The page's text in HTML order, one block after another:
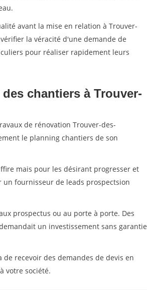
avant la mise en relation à Trouver-
la véracité d'une demande de
pour réaliser rapidement leurs
chantiers à Trouver-
de rénovation Trouver-des-
le planning chantiers de son
mais pour les désirant progresser et
fournisseur de leads prospectsion
prospectus ou au porte à porte. Des
un investissement sans garantie
recevoir des demandes de devis en
votre société.